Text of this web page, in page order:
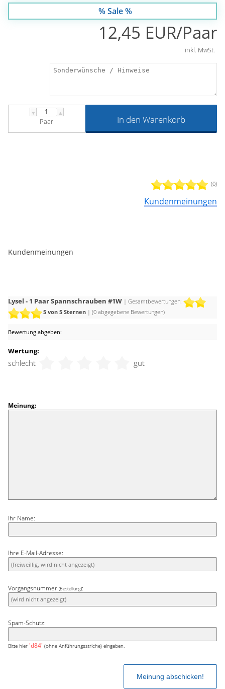
(0)
Kundenmeinungen
% Sale %
12,45 EUR/Paar
inkl. MwSt.
▼ ▲
Paar In den Warenkorb
Kundenmeinungen
Lysel - 1 Paar Spannschrauben #1W| Gesamtbewertungen:
5von 5 Sternen | (0abgegebene Bewertungen)
Bewertung abgeben:
Wertung:
schlecht gut
Meinung:
Ihr Name:
Ihre E-Mail-Adresse:
Vorgangsnummer (Bestellung):
Spam-Schutz:
Bitte hier 'd84' (ohne Anführungsstriche) eingeben.